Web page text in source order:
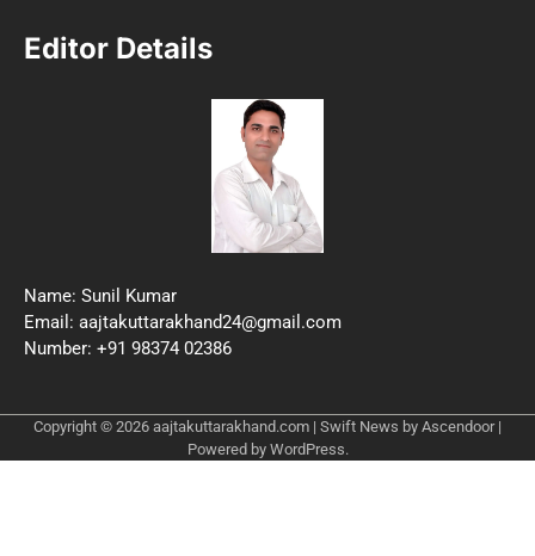
Editor Details
Name: Sunil Kumar
Email: aajtakuttarakhand24@gmail.com
Number: +91 98374 02386
Copyright © 2026 aajtakuttarakhand.com | Swift News by Ascendoor|
Powered by WordPress.